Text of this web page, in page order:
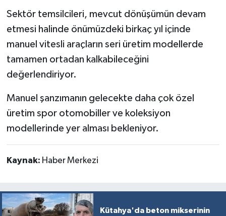
Sektör temsilcileri, mevcut dönüşümün devam
etmesi halinde önümüzdeki birkaç yıl içinde
manuel vitesli araçların seri üretim modellerde
tamamen ortadan kalkabileceğini
değerlendiriyor.
Manuel şanzımanın gelecekte daha çok özel
üretim spor otomobiller ve koleksiyon
modellerinde yer alması bekleniyor.
Kaynak: Haber Merkezi
Kütahya'da beton mikserinin